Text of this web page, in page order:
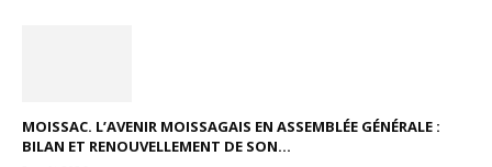
MOISSAC. L’AVENIR MOISSAGAIS EN ASSEMBLÉE GÉNÉRALE :
BILAN ET RENOUVELLEMENT DE SON...